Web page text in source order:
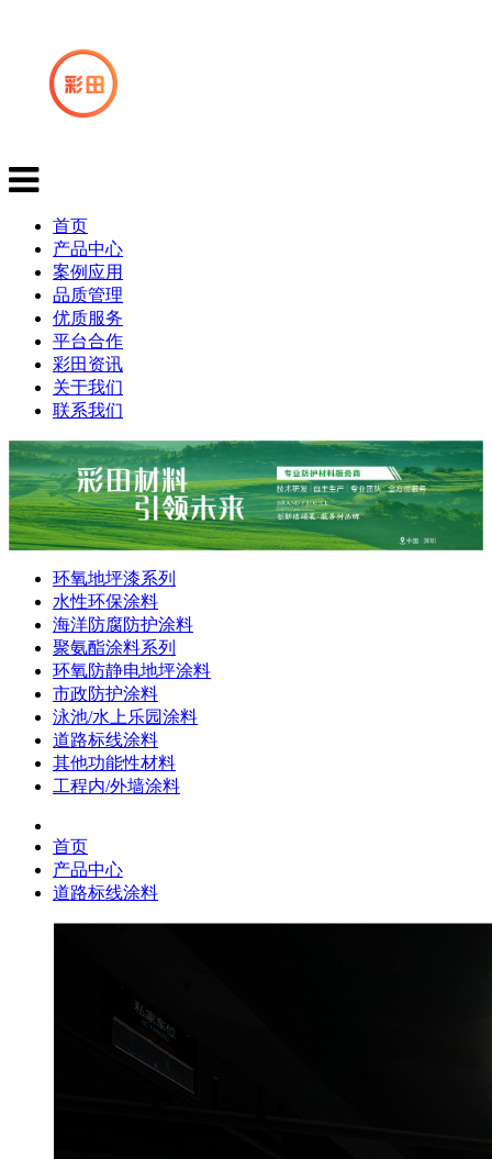
首页
产品中心
案例应用
品质管理
优质服务
平台合作
彩田资讯
关于我们
联系我们
环氧地坪漆系列
水性环保涂料
海洋防腐防护涂料
聚氨酯涂料系列
环氧防静电地坪涂料
市政防护涂料
泳池/水上乐园涂料
道路标线涂料
其他功能性材料
工程内/外墙涂料
首页
产品中心
道路标线涂料